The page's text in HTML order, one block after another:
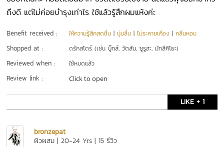
ถึงดี แต่ไม่ค่อยบำรุงเท่าไร ใช้แล้วรู้สึกผมแห้งค่ะ
Benefit received : ให้ความรู้สึกสดชื่น |นุ่มลื่น |ไม่ระคายเคือง |กลิ่นหอม
Shopped at : ดรักสโตร์ (เช่น บู๊ทส์, วัตสัน, ซูรูฮะ, มัทสึคิโยะ)
Reviewed when : ใช้หมดแล้ว
Review link : Click to open
LIKE + 1
bronzepat
ผิวผสม | 20-24 Yrs | 15 รีวิว